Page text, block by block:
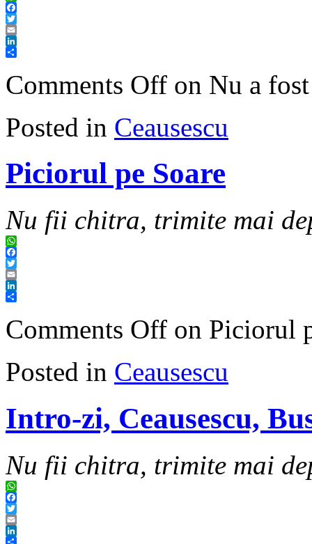
WhatsApp
Facebook
Twitter
Email
LinkedIn
Comments Off on Nu a
Posted in Ceausescu
Piciorul pe Soare
Nu fii chitra, trimite mai
WhatsApp
Facebook
Twitter
Email
LinkedIn
Comments Off on Piciorul
Posted in Ceausescu
Intro-zi, Ceausescu,
Nu fii chitra, trimite mai
WhatsApp
Facebook
Twitter
Email